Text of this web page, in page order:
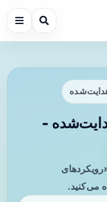
-
می‌کنید.